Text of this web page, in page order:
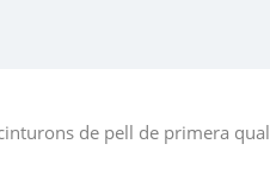
de pell de primera